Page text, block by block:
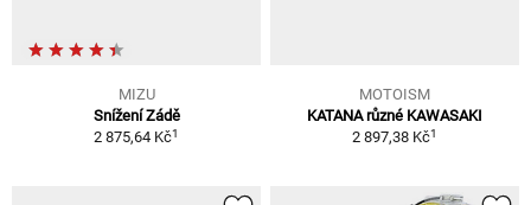
MIZU
Snížení Zádě
2 875,64 Kč1
MOTOISM
KATANA různé KAWASAKI
2 897,38 Kč1